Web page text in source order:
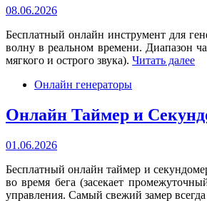
08.06.2026
Бесплатный онлайн инструмент для
волну в реальном времени. Диапазон
мягкого и острого звука). Читать далее
Онлайн генераторы
Онлайн Таймер и
01.06.2026
Бесплатный онлайн таймер и
во время бега (засекает
управления. Самый свежий замер всегда